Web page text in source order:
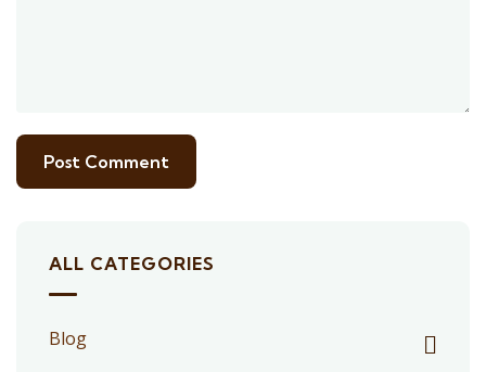
ALL CATEGORIES
Blog